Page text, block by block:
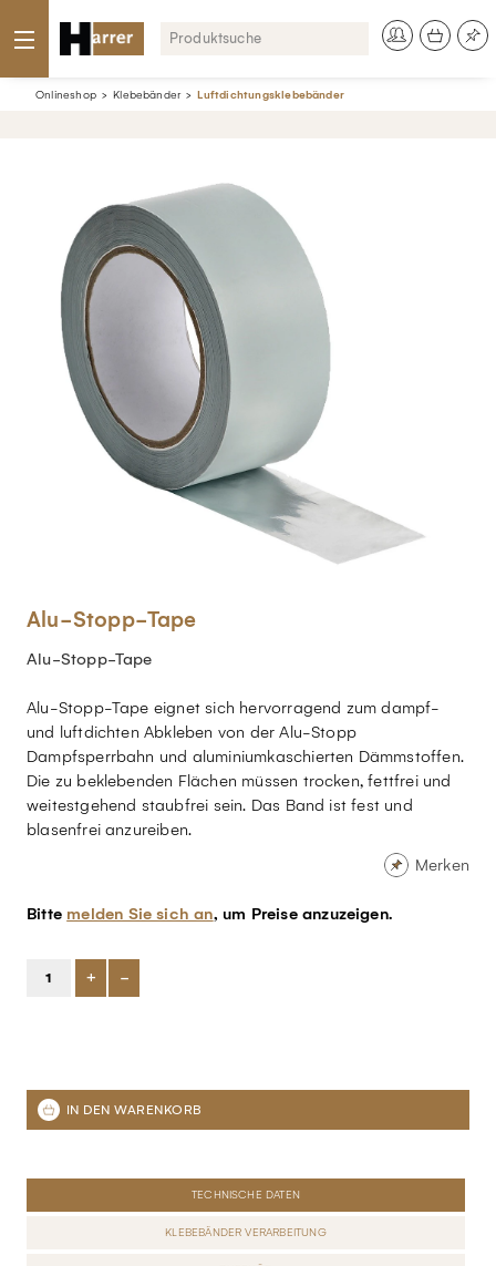
Onlineshop Klebebänder Luftdichtungsklebebänder
Alu-Stopp-Tape
Alu-Stopp-Tape
Alu-Stopp-Tape eignet sich hervorragend zum dampf-
und luftdichten Abkleben von der Alu-Stopp
Dampfsperrbahn und aluminiumkaschierten Dämmstoffen.
Die zu beklebenden Flächen müssen trocken, fettfrei und
weitestgehend staubfrei sein. Das Band ist fest und
blasenfrei anzureiben.
Merken
Bitte melden Sie sich an, um Preise anzuzeigen.
+ -
TECHNISCHE DATEN
KLEBEBÄNDER VERARBEITUNG